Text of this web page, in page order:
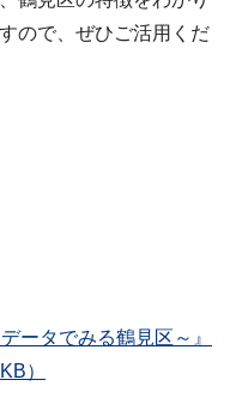
ので、ぜひご活用くだ
ータでみる鶴見区～』
）